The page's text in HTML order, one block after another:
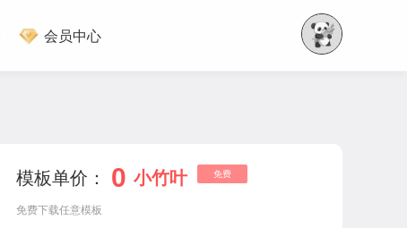
会员中心
模板单价： 0 小竹叶 免费
免费下载任意模板